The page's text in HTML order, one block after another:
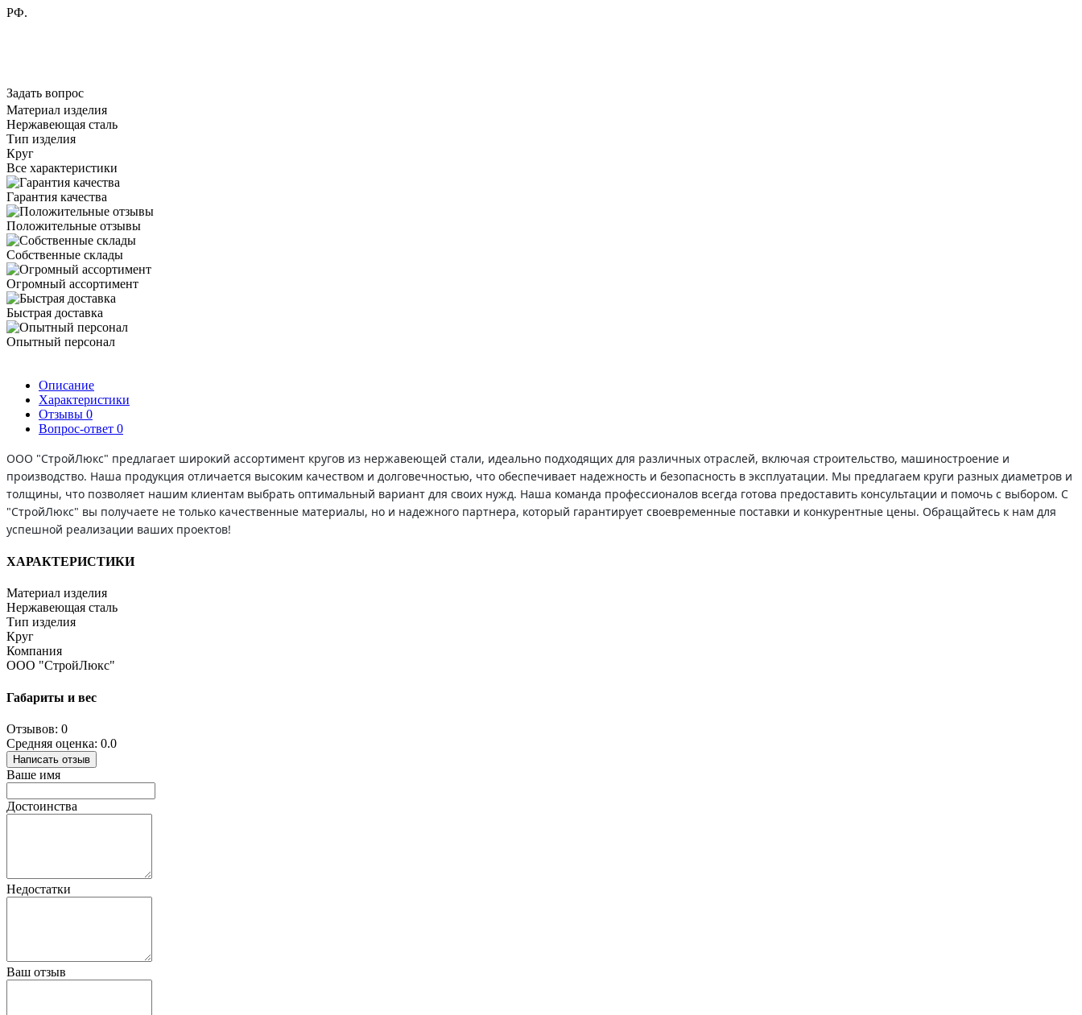
РФ.
Задать вопрос
Материал изделия
Нержавеющая сталь
Тип изделия
Круг
Все характеристики
Гарантия качества
Положительные отзывы
Собственные склады
Огромный ассортимент
Быстрая доставка
Опытный персонал
Описание
Характеристики
Отзывы 0
Вопрос-ответ 0
ООО "СтройЛюкс" предлагает широкий ассортимент кругов из нержавеющей стали, идеально подходящих для различных отраслей, включая строительство, машиностроение и
производство. Наша продукция отличается высоким качеством и долговечностью, что обеспечивает надежность и безопасность в эксплуатации. Мы предлагаем круги разных диаметров и
толщины, что позволяет нашим клиентам выбрать оптимальный вариант для своих нужд. Наша команда профессионалов всегда готова предоставить консультации и помочь с выбором. С
"СтройЛюкс" вы получаете не только качественные материалы, но и надежного партнера, который гарантирует своевременные поставки и конкурентные цены. Обращайтесь к нам для
успешной реализации ваших проектов!
ХАРАКТЕРИСТИКИ
Материал изделия
Нержавеющая сталь
Тип изделия
Круг
Компания
ООО "СтройЛюкс"
Габариты и вес
Отзывов: 0
Средняя оценка: 0.0
Написать отзыв
Ваше имя
Достоинства
Недостатки
Ваш отзыв